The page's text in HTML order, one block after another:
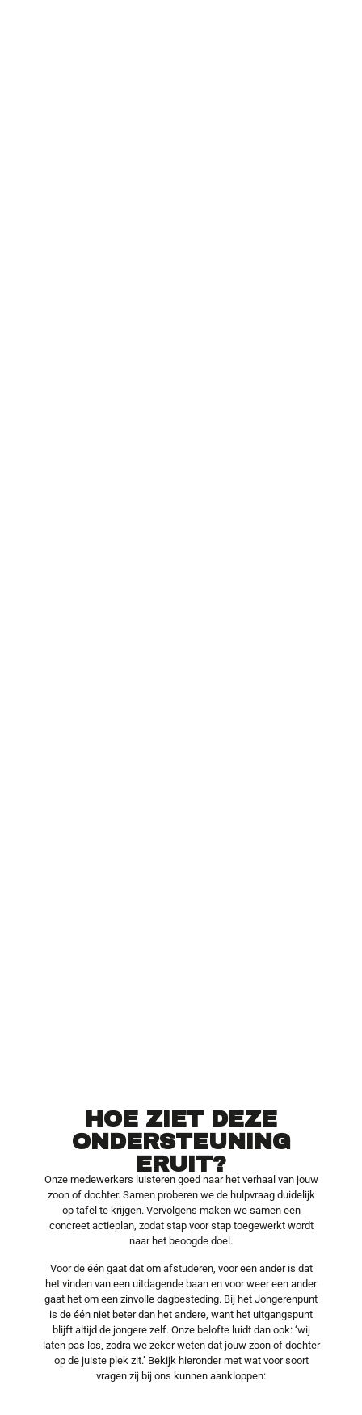
HOE ZIET DEZE
ONDERSTEUNING
ERUIT?
Onze medewerkers luisteren goed naar het verhaal van jouw
zoon of dochter. Samen proberen we de hulpvraag duidelijk
op tafel te krijgen. Vervolgens maken we samen een
concreet actieplan, zodat stap voor stap toegewerkt wordt
naar het beoogde doel.
Voor de één gaat dat om afstuderen, voor een ander is dat
het vinden van een uitdagende baan en voor weer een ander
gaat het om een zinvolle dagbesteding. Bij het Jongerenpunt
is de één niet beter dan het andere, want het uitgangspunt
blijft altijd de jongere zelf. Onze belofte luidt dan ook: ‘wij
laten pas los, zodra we zeker weten dat jouw zoon of dochter
op de juiste plek zit.’ Bekijk hieronder met wat voor soort
vragen zij bij ons kunnen aankloppen: